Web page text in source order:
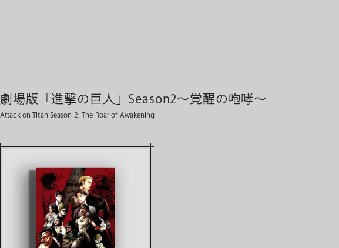
劇場版「進撃の巨人」Season2〜覚醒の咆哮〜
Attack on Titan Season 2: The Roar of Awakening